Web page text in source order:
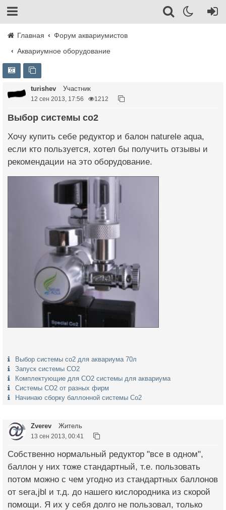
Главная
Форум аквариумистов
Аквариумное оборудование
turishev Участник
12 сен 2013, 17:56 1212
Выбор системы со2
Хочу купить себе редуктор и балон naturele aqua,
если кто пользуется, хотел бы получить отзывы и
рекомендации на это оборудование.
Выбор системы со2 для аквариума 70л
Запуск системы СО2
Комплектующие для CO2 системы для аквариума
Системы СО2 от разных фирм
Начинаю сборку баллонной системы Со2
Zverev Житель
13 сен 2013, 00:41
Собственно нормальный редуктор "все в одном",
баллон у них тоже стандартный, т.е. пользовать
потом можно с чем угодно из стандартных баллонов
от sera,jbl и т.д. до нашего кислородника из скорой
помощи. Я их у себя долго не пользовал, только